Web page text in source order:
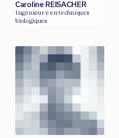
Caroline REISACHER
Ingénieur·e en techniques
biologiques